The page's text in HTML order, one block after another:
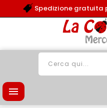
Spedizione gratuita
